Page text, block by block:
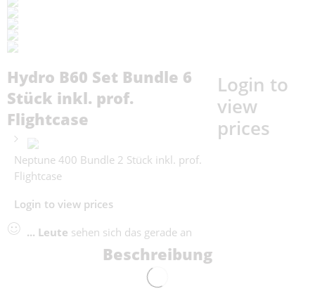
Hydro B60 Set Bundle 6
Stück inkl. prof.
Flightcase
Neptune 400 Bundle 2 Stück inkl. prof.
Flightcase
Login to view prices
... Leute sehen sich das gerade an
Login to
view
prices
Beschreibung